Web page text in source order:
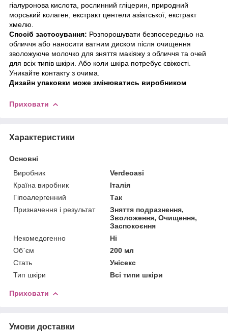
гіалуронова кислота, рослинний гліцерин, природний
морський колаген, екстракт центели азіатської, екстракт
хмелю.
Спосіб застосування: Розпорошувати безпосередньо на
обличчя або наносити ватним диском після очищення
зволожуюче молочко для зняття макіяжу з обличчя та очей
для всіх типів шкіри. Або коли шкіра потребує свіжості.
Уникайте контакту з очима.
Дизайн упаковки може змінюватись виробником
Приховати
Характеристики
Основні
Виробник
Verdeoasi
Країна виробник
Італія
Гіпоалергенний
Так
Призначення і результат
Зняття подразнення,
Зволоження, Очищення,
Заспокоєння
Некомедогенно
Ні
Об`єм
200 мл
Стать
Унісекс
Тип шкіри
Всі типи шкіри
Приховати
Умови доставки